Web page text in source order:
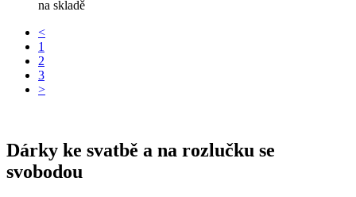
na skladě
<
1
2
3
>
Dárky ke svatbě a na rozlučku se
svobodou